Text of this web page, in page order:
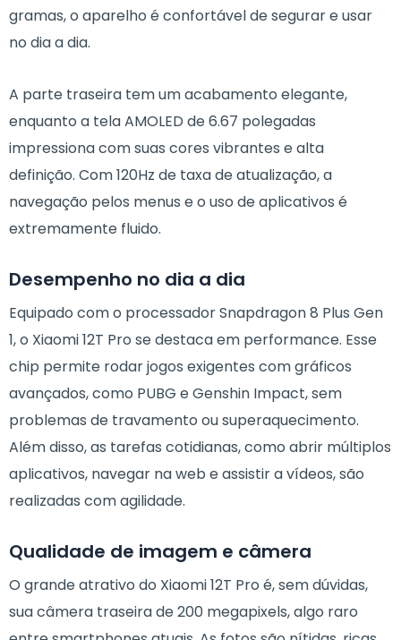
gramas, o aparelho é confortável de segurar e usar
no dia a dia.
A parte traseira tem um acabamento elegante,
enquanto a tela AMOLED de 6.67 polegadas
impressiona com suas cores vibrantes e alta
definição. Com 120Hz de taxa de atualização, a
navegação pelos menus e o uso de aplicativos é
extremamente fluido.
Desempenho no dia a dia
Equipado com o processador Snapdragon 8 Plus Gen
1, o Xiaomi 12T Pro se destaca em performance. Esse
chip permite rodar jogos exigentes com gráficos
avançados, como PUBG e Genshin Impact, sem
problemas de travamento ou superaquecimento.
Além disso, as tarefas cotidianas, como abrir múltiplos
aplicativos, navegar na web e assistir a vídeos, são
realizadas com agilidade.
Qualidade de imagem e câmera
O grande atrativo do Xiaomi 12T Pro é, sem dúvidas,
sua câmera traseira de 200 megapixels, algo raro